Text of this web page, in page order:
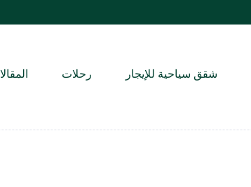
شقق سياحية للإيجار رحلات